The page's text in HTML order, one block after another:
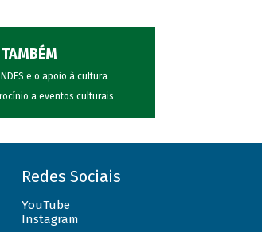
TAMBÉM
e o apoio à cultura
a eventos culturais
Redes Sociais
YouTube
Instagram